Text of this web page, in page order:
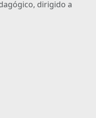
dirigido a